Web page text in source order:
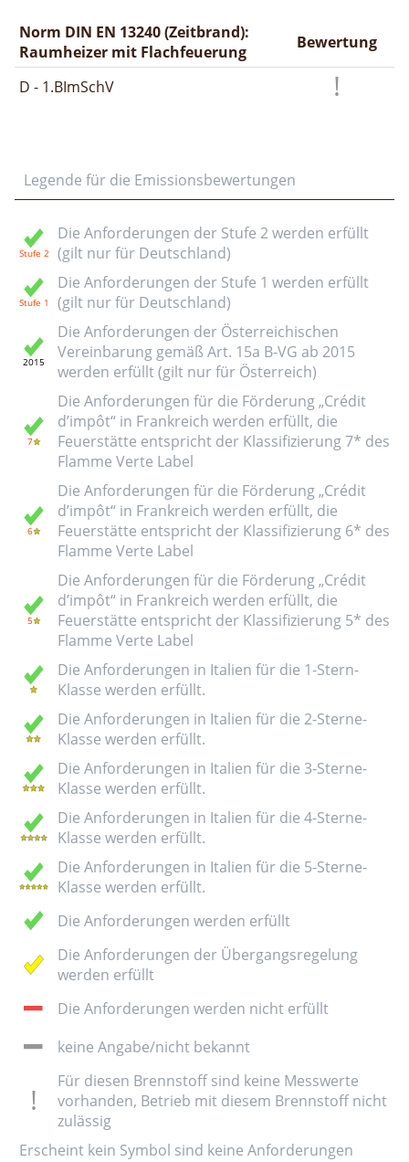
Norm DIN EN 13240 (Zeitbrand):
Raumheizer mit Flachfeuerung
Bewertung
D - 1.BImSchV
Legende für die Emissionsbewertungen
Die Anforderungen der Stufe 2 werden erfüllt
(gilt nur für Deutschland)
Die Anforderungen der Stufe 1 werden erfüllt
(gilt nur für Deutschland)
Die Anforderungen der Österreichischen
Vereinbarung gemäß Art. 15a B-VG ab 2015
werden erfüllt (gilt nur für Österreich)
Die Anforderungen für die Förderung „Crédit
d’impôt“ in Frankreich werden erfüllt, die
Feuerstätte entspricht der Klassifizierung 7* des
Flamme Verte Label
Die Anforderungen für die Förderung „Crédit
d’impôt“ in Frankreich werden erfüllt, die
Feuerstätte entspricht der Klassifizierung 6* des
Flamme Verte Label
Die Anforderungen für die Förderung „Crédit
d’impôt“ in Frankreich werden erfüllt, die
Feuerstätte entspricht der Klassifizierung 5* des
Flamme Verte Label
Die Anforderungen in Italien für die 1-Stern-
Klasse werden erfüllt.
Die Anforderungen in Italien für die 2-Sterne-
Klasse werden erfüllt.
Die Anforderungen in Italien für die 3-Sterne-
Klasse werden erfüllt.
Die Anforderungen in Italien für die 4-Sterne-
Klasse werden erfüllt.
Die Anforderungen in Italien für die 5-Sterne-
Klasse werden erfüllt.
Die Anforderungen werden erfüllt
Die Anforderungen der Übergangsregelung
werden erfüllt
Die Anforderungen werden nicht erfüllt
keine Angabe/nicht bekannt
Für diesen Brennstoff sind keine Messwerte
vorhanden, Betrieb mit diesem Brennstoff nicht
zulässig
Erscheint kein Symbol sind keine Anforderungen